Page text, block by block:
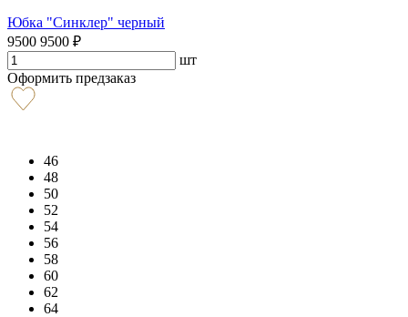
Юбка "Синклер" черный
9500 9500 ₽
шт
Оформить предзаказ
46
48
50
52
54
56
58
60
62
64